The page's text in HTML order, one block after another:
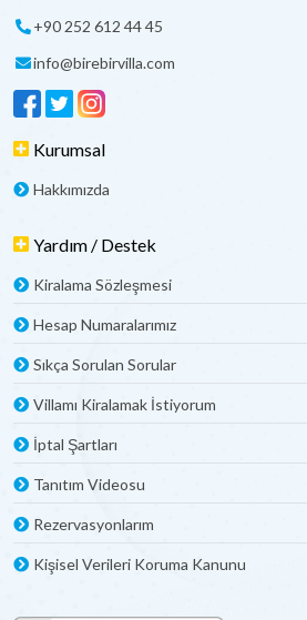
+90 252 612 44 45
info@birebirvilla.com
Kurumsal
Hakkımızda
Yardım / Destek
Kiralama Sözleşmesi
Hesap Numaralarımız
Sıkça Sorulan Sorular
Villamı Kiralamak İstiyorum
İptal Şartları
Tanıtım Videosu
Rezervasyonlarım
Kişisel Verileri Koruma Kanunu